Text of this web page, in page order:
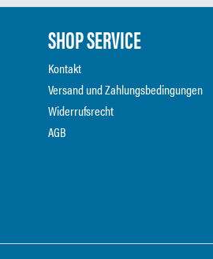
SHOP SERVICE
Kontakt
Versand und Zahlungsbedingungen
Widerrufsrecht
AGB